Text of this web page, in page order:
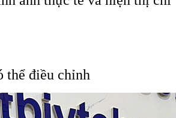
thể điều chỉnh